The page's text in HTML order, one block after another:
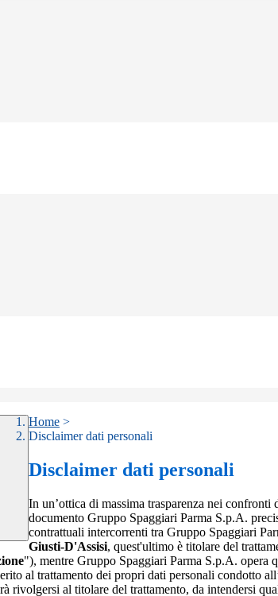
Home >
Disclaimer dati personali
Disclaimer dati personali
In un’ottica di massima trasparenza nei confronti
documento Gruppo Spaggiari Parma S.p.A.
contrattuali intercorrenti tra Gruppo Spaggiari
Giusti-D'Assisi, quest'ultimo è titolare del
"), mentre Gruppo Spaggiari Parma S.p.A. opera
al trattamento dei propri dati personali condotto
rivolgersi al titolare del trattamento, da intendersi